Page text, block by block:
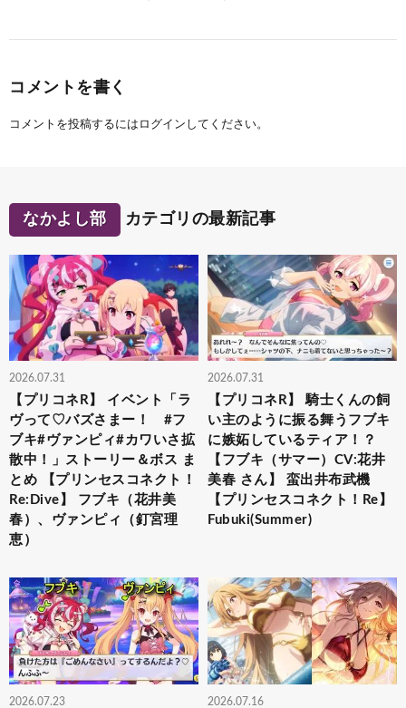
コメントを書く
コメントを投稿するには ログイン してください。
なかよし部 カテゴリの最新記事
2026.07.31
【プリコネR】 イベント「ラ
ヴって♡バズさまー！ #フ
ブキ#ヴァンピィ#カワいさ拡
散中！」ストーリー＆ボス ま
とめ 【プリンセスコネクト！
Re:Dive】 フブキ（花井美
春）、ヴァンピィ（釘宮理
恵）
2026.07.31
【プリコネR】 騎士くんの飼
い主のように振る舞うフブキ
に嫉妬しているティア！？
【フブキ（サマー）CV:花井
美春 さん】 蛮出井布武機
【プリンセスコネクト！Re】
Fubuki(Summer)
2026.07.23 2026.07.16